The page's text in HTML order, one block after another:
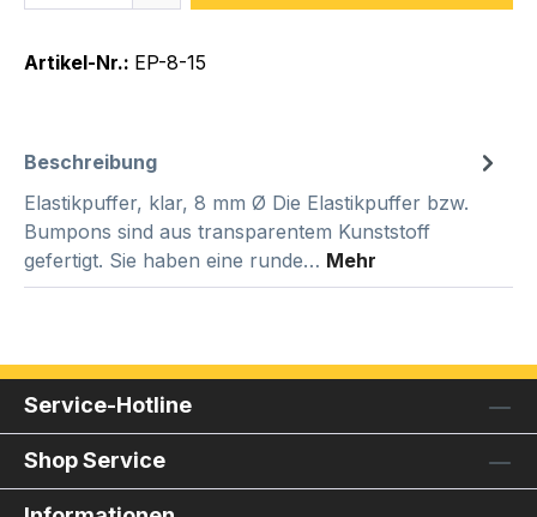
Artikel-Nr.: EP-8-15
Beschreibung
Elastikpuffer, klar, 8 mm Ø Die Elastikpuffer bzw.
Bumpons sind aus transparentem Kunststoff
gefertigt. Sie haben eine runde… Mehr
Service-Hotline
Shop Service